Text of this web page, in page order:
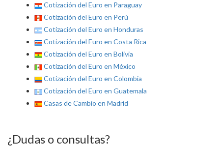
Cotización del Euro en Paraguay
Cotización del Euro en Perú
Cotización del Euro en Honduras
Cotización del Euro en Costa Rica
Cotización del Euro en Bolivia
Cotización del Euro en México
Cotización del Euro en Colombia
Cotización del Euro en Guatemala
Casas de Cambio en Madrid
¿Dudas o consultas?